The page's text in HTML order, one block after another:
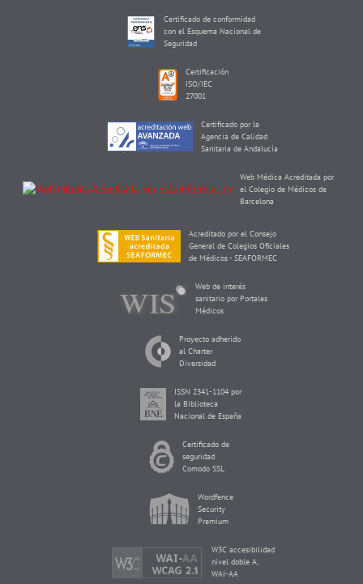
Certificado de conformidad
con el Esquema Nacional de
Seguridad
Certificación
ISO/IEC
27001
Certificado por la
Agencia de Calidad
Sanitaria de Andalucía
Web Médica Acreditada por
el Colegio de Médicos de
Barcelona
Acreditado por el Consejo
General de Colegios Oficiales
de Médicos - SEAFORMEC
Web de interés
sanitario por Portales
Médicos
Proyecto adherido
al Charter
Diversidad
ISSN 2341-1104 por
la Biblioteca
Nacional de España
Certificado de
seguridad
Comodo SSL
Wordfence
Security
Premium
W3C accesibilidad
nivel doble A,
WAI-AA